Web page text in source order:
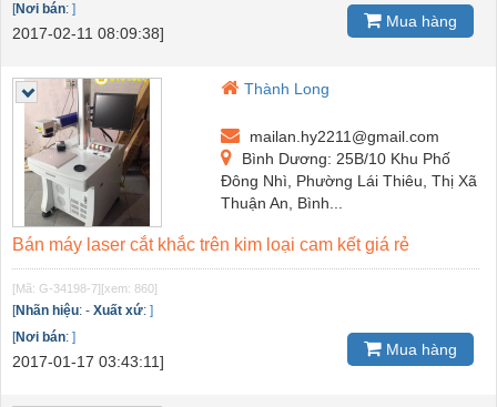
[Nơi bán: ]
2017-02-11 08:09:38]
Mua hàng
Thành Long
mailan.hy2211@gmail.com
Bình Dương: 25B/10 Khu Phố
Đông Nhì, Phường Lái Thiêu, Thị Xã
Thuận An, Bình...
Bán máy laser cắt khắc trên kim loại cam kết giá rẻ
[Mã: G-34198-7][xem: 860]
[Nhãn hiệu: - Xuất xứ: ]
[Nơi bán: ]
2017-01-17 03:43:11]
Mua hàng